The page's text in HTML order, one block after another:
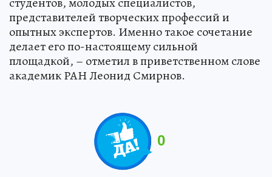
представителей творческих профессий и
опытных экспертов. Именно такое сочетание
делает его по-настоящему сильной
площадкой, – отметил в приветственном слове
академик РАН Леонид Смирнов.
0